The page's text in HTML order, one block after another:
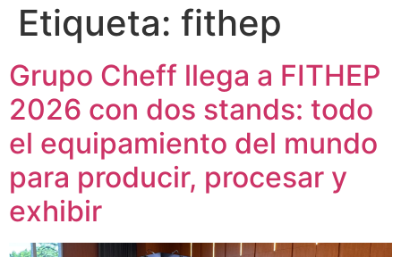
Etiqueta: fithep
Grupo Cheff llega a FITHEP
2026 con dos stands: todo
el equipamiento del mundo
para producir, procesar y
exhibir